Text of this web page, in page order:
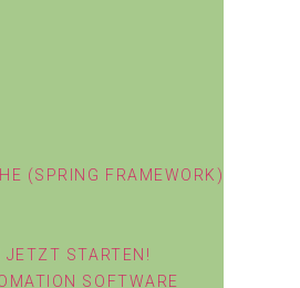
(SPRING FRAMEWORK)
JETZT STARTEN!
SOFTWARE